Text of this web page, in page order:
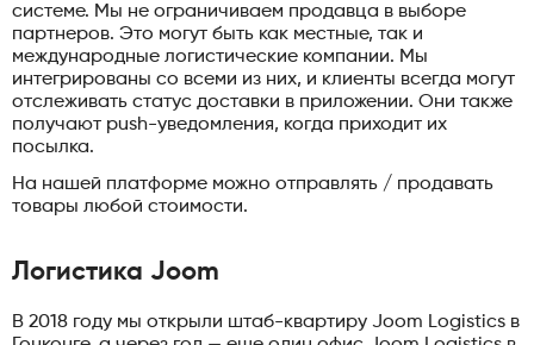
системе. Мы не ограничиваем продавца в выборе
партнеров. Это могут быть как местные, так и
международные логистические компании. Мы
интегрированы со всеми из них, и клиенты всегда могут
отслеживать статус доставки в приложении. Они также
получают push-уведомления, когда приходит их
посылка.
На нашей платформе можно отправлять / продавать
товары любой стоимости.
Логистика Joom
В 2018 году мы открыли штаб-квартиру Joom Logistics в